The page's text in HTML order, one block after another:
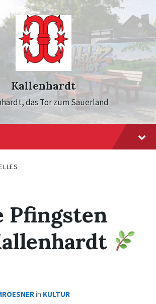
Kallenhardt
das Tor zum Sauerland
Pfingsten
in KULTUR